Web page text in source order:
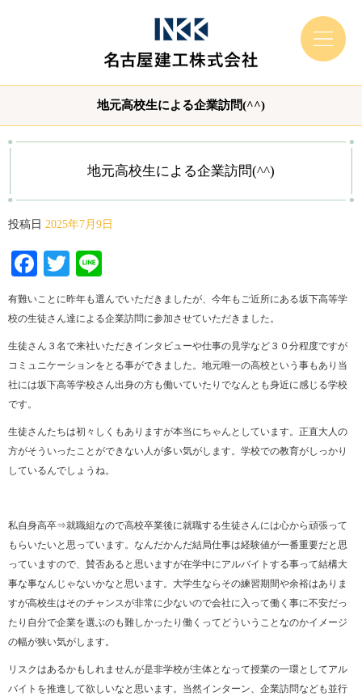
地元高校生による企業訪問(^^)
地元高校生による企業訪問(^^)
投稿日 2025年7月9日
Facebook
Twitter
有難いことに昨年も選んでいただきましたが、今年もご近所にある坂下高等学
校の生徒さん達による企業訪問に参加させていただきました。
生徒さん３名で来社いただきインタビューや仕事の見学など３０分程度ですが
コミュニケーションをとる事ができました。地元唯一の高校という事もあり当
社には坂下高等学校さん出身の方も働いていたりでなんとも身近に感じる学校
です。
生徒さんたちは初々しくもありますが本当にちゃんとしています。正直大人の
方がそういったことができない人が多い気がします。学校での教育がしっかり
しているんでしょうね。
私自身高卒⇒就職組なので高校卒業後に就職する生徒さんには心から頑張って
もらいたいと思っています。なんだかんだ結局仕事は経験値が一番重要だと思
っていますので、賛否あると思いますが在学中にアルバイトする事って結構大
事な事なんじゃないかなと思います。大学生ならその練習期間や余裕はありま
すが高校生はそのチャンスが非常に少ないので会社に入って働く事に不安だっ
たり自分で企業を選ぶのも難しかったり働くってどういうことなのかイメージ
の幅が狭い気がします。
リスクはあるかもしれませんが是非学校が主体となって授業の一環としてアル
バイトを推進して欲しいなと思います。当然インターン、企業訪問なども並行